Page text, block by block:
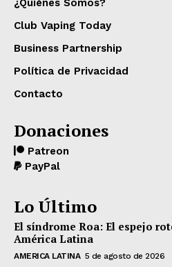
¿Quiénes Somos?
Club Vaping Today
Business Partnership
Política de Privacidad
Contacto
Donaciones
Patreon
PayPal
Lo Último
El síndrome Roa: El espejo
América Latina
AMERICA LATINA 5 de agosto de 2026